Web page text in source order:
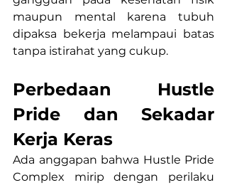
maupun mental karena tubuh
dipaksa bekerja melampaui batas
tanpa istirahat yang cukup.
Perbedaan Hustle
Pride dan Sekadar
Kerja Keras
Ada anggapan bahwa Hustle Pride